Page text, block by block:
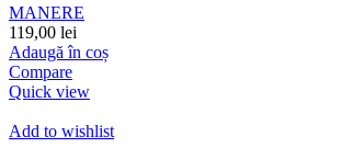
MANERE
119,00 lei
Adaugă în coș
Compare
Quick view
Add to wishlist